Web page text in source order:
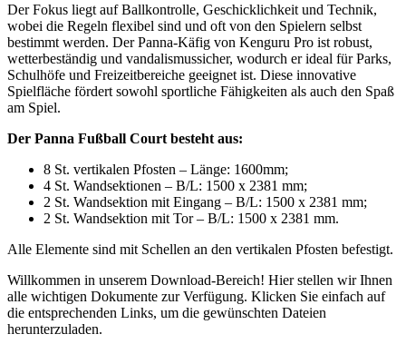
Der Fokus liegt auf Ballkontrolle, Geschicklichkeit und Technik,
wobei die Regeln flexibel sind und oft von den Spielern selbst
bestimmt werden. Der Panna-Käfig von Kenguru Pro ist robust,
wetterbeständig und vandalismussicher, wodurch er ideal für Parks,
Schulhöfe und Freizeitbereiche geeignet ist. Diese innovative
Spielfläche fördert sowohl sportliche Fähigkeiten als auch den Spaß
am Spiel.
Der Panna Fußball Court besteht aus:
8 St. vertikalen Pfosten – Länge: 1600mm;
4 St. Wandsektionen – B/L: 1500 x 2381 mm;
2 St. Wandsektion mit Eingang – B/L: 1500 x 2381 mm;
2 St. Wandsektion mit Tor – B/L: 1500 x 2381 mm.
Alle Elemente sind mit Schellen an den vertikalen Pfosten befestigt.
Willkommen in unserem Download-Bereich! Hier stellen wir Ihnen
alle wichtigen Dokumente zur Verfügung. Klicken Sie einfach auf
die entsprechenden Links, um die gewünschten Dateien
herunterzuladen.